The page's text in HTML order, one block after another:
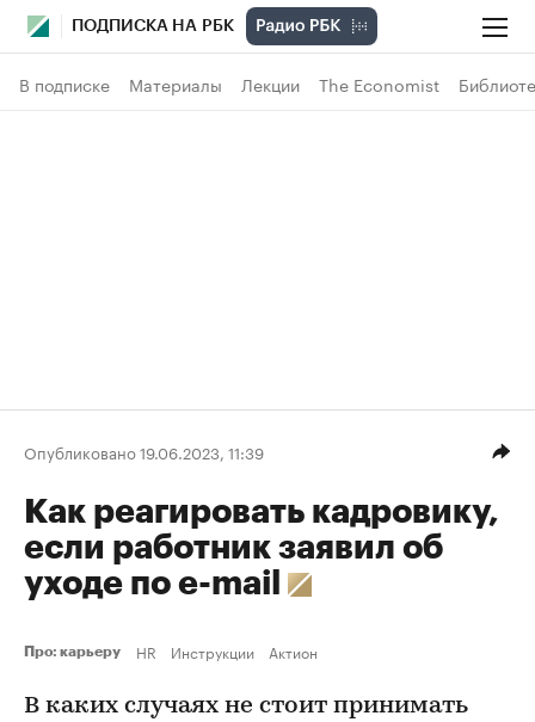
ПОДПИСКА НА РБК
В подписке Материалы Лекции The Economist
Опубликовано 19.06.2023, 11:39
Как реагировать кадровику,
если работник заявил об
уходе по e-mail
Про: карьеру HR Инструкции Актион
В каких случаях не стоит принимать